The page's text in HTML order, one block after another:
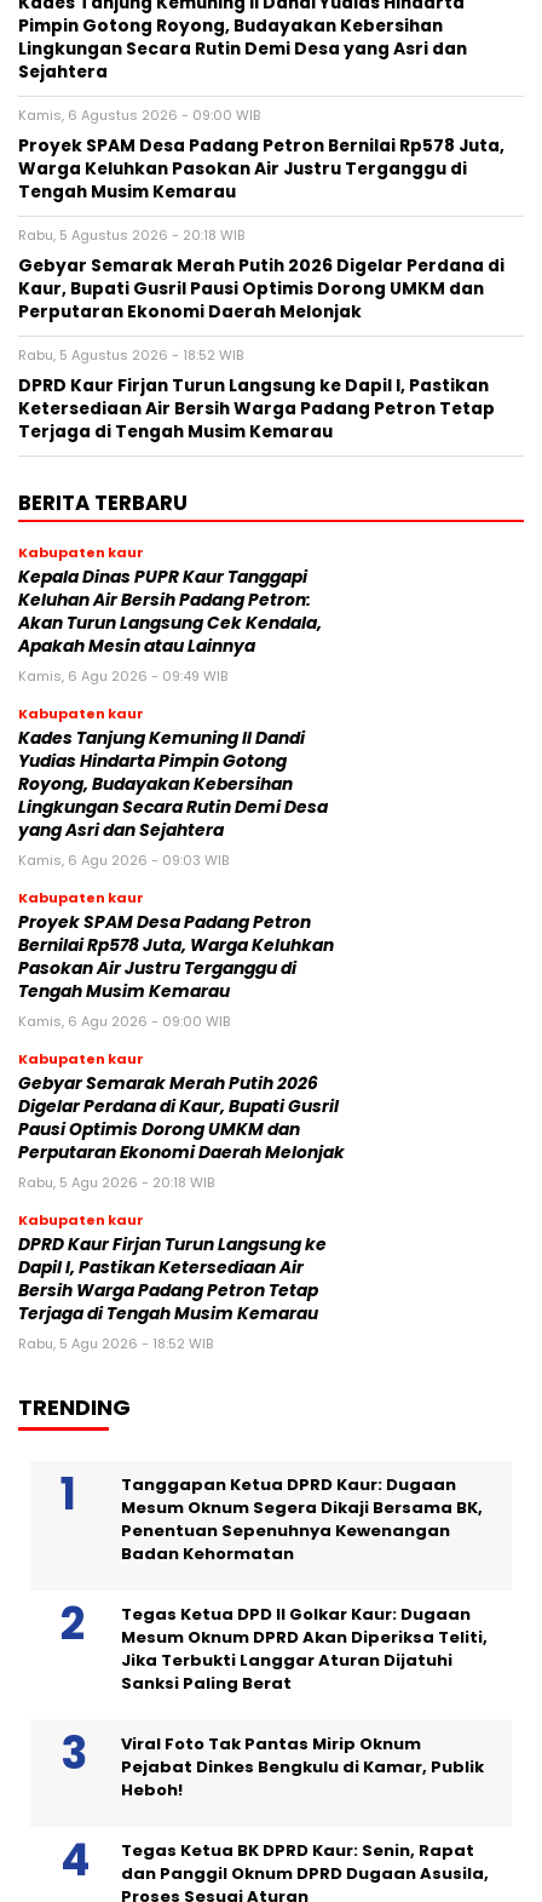
Pimpin Gotong Royong, Budayakan Kebersihan
Lingkungan Secara Rutin Demi Desa yang Asri dan
Sejahtera
Kamis, 6 Agustus 2026 - 09:00 WIB
Proyek SPAM Desa Padang Petron Bernilai Rp578 Juta,
Warga Keluhkan Pasokan Air Justru Terganggu di
Tengah Musim Kemarau
Rabu, 5 Agustus 2026 - 20:18 WIB
Gebyar Semarak Merah Putih 2026 Digelar Perdana di
Kaur, Bupati Gusril Pausi Optimis Dorong UMKM dan
Perputaran Ekonomi Daerah Melonjak
Rabu, 5 Agustus 2026 - 18:52 WIB
DPRD Kaur Firjan Turun Langsung ke Dapil I, Pastikan
Ketersediaan Air Bersih Warga Padang Petron Tetap
Terjaga di Tengah Musim Kemarau
BERITA TERBARU
Kabupaten kaur
Kepala Dinas PUPR Kaur Tanggapi
Keluhan Air Bersih Padang Petron:
Akan Turun Langsung Cek Kendala,
Apakah Mesin atau Lainnya
Kamis, 6 Agu 2026 - 09:49 WIB
Kabupaten kaur
Kades Tanjung Kemuning II Dandi
Yudias Hindarta Pimpin Gotong
Royong, Budayakan Kebersihan
Lingkungan Secara Rutin Demi Desa
yang Asri dan Sejahtera
Kamis, 6 Agu 2026 - 09:03 WIB
Kabupaten kaur
Proyek SPAM Desa Padang Petron
Bernilai Rp578 Juta, Warga Keluhkan
Pasokan Air Justru Terganggu di
Tengah Musim Kemarau
Kamis, 6 Agu 2026 - 09:00 WIB
Kabupaten kaur
Gebyar Semarak Merah Putih 2026
Digelar Perdana di Kaur, Bupati Gusril
Pausi Optimis Dorong UMKM dan
Perputaran Ekonomi Daerah Melonjak
Rabu, 5 Agu 2026 - 20:18 WIB
Kabupaten kaur
DPRD Kaur Firjan Turun Langsung ke
Dapil I, Pastikan Ketersediaan Air
Bersih Warga Padang Petron Tetap
Terjaga di Tengah Musim Kemarau
Rabu, 5 Agu 2026 - 18:52 WIB
TRENDING
Tanggapan Ketua DPRD Kaur: Dugaan
Mesum Oknum Segera Dikaji Bersama BK,
Penentuan Sepenuhnya Kewenangan
Badan Kehormatan
Tegas Ketua DPD II Golkar Kaur: Dugaan
Mesum Oknum DPRD Akan Diperiksa Teliti,
Jika Terbukti Langgar Aturan Dijatuhi
Sanksi Paling Berat
Viral Foto Tak Pantas Mirip Oknum
Pejabat Dinkes Bengkulu di Kamar, Publik
Heboh!
Tegas Ketua BK DPRD Kaur: Senin, Rapat
dan Panggil Oknum DPRD Dugaan Asusila,
Proses Sesuai Aturan